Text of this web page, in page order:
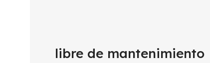
libre de mantenimiento